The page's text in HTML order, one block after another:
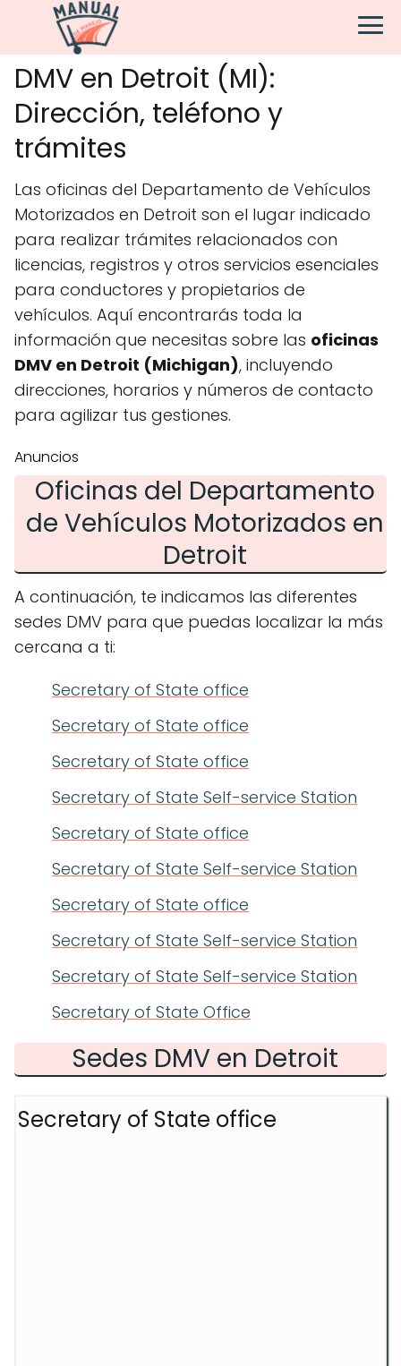
DMV en Detroit (MI):
Dirección, teléfono y
trámites
Las oficinas del Departamento de Vehículos
Motorizados en Detroit son el lugar indicado
para realizar trámites relacionados con
licencias, registros y otros servicios esenciales
para conductores y propietarios de
vehículos. Aquí encontrarás toda la
información que necesitas sobre las oficinas
DMV en Detroit (Michigan), incluyendo
direcciones, horarios y números de contacto
para agilizar tus gestiones.
Anuncios
Oficinas del Departamento
de Vehículos Motorizados en
Detroit
A continuación, te indicamos las diferentes
sedes DMV para que puedas localizar la más
cercana a ti:
Secretary of State office
Secretary of State office
Secretary of State office
Secretary of State Self-service Station
Secretary of State office
Secretary of State Self-service Station
Secretary of State office
Secretary of State Self-service Station
Secretary of State Self-service Station
Secretary of State Office
Sedes DMV en Detroit
Secretary of State office